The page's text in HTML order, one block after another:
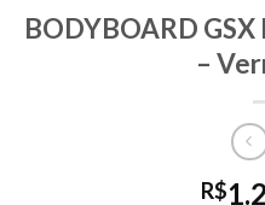
BODYBOARD
–
R$